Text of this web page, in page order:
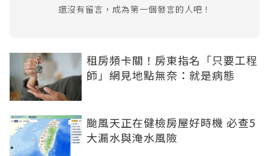
還沒有留言，成為第一個發言的人吧！
租房頻卡關！房東指名「只要工程
師」網見地點無奈：就是病態
颱風天正在健檢房屋好時機 必查5
大漏水與淹水風險